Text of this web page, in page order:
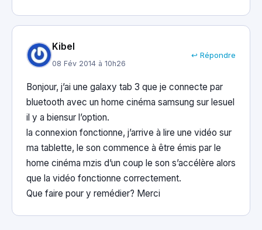
Kibel
08 Fév 2014 à 10h26
↩ Répondre
Bonjour, j’ai une galaxy tab 3 que je connecte par
bluetooth avec un home cinéma samsung sur lesuel
il y a biensur l’option.
la connexion fonctionne, j’arrive à lire une vidéo sur
ma tablette, le son commence à être émis par le
home cinéma mzis d’un coup le son s’accélère alors
que la vidéo fonctionne correctement.
Que faire pour y remédier? Merci